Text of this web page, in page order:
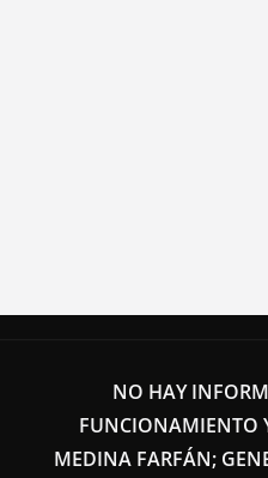
NO HAY
FUNCIONAMIENTO
MEDINA FARFÁN;